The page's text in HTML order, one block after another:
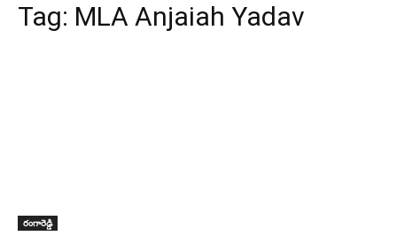
Tag: MLA Anjaiah Yadav
రంగారెడ్డి